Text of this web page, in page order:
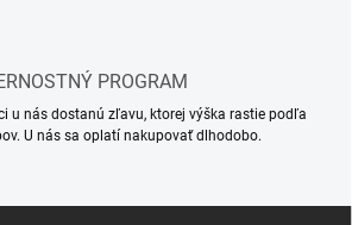
PROGRAM
u nás dostanú zľavu, ktorej výška rastie podľa
U nás sa oplatí nakupovať dlhodobo.